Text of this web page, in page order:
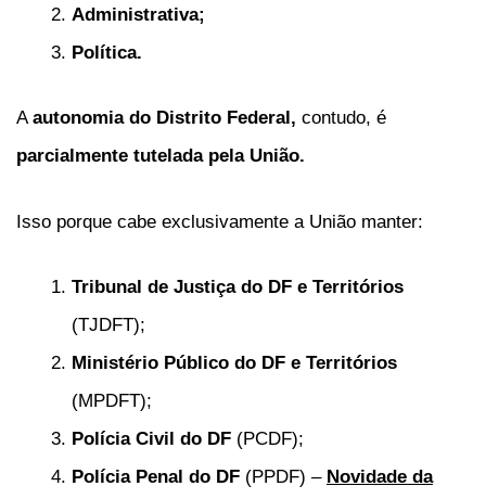
Administrativa;
Política.
Aautonomia do Distrito Federal, contudo, é
parcialmente tutelada pela União.
Isso porque cabe exclusivamente a União manter:
Tribunal de Justiça do DF e Territórios
(TJDFT);
Ministério Público do DF e Territórios
(MPDFT);
Polícia Civil do DF (PCDF);
Polícia Penal do DF (PPDF) – Novidade da